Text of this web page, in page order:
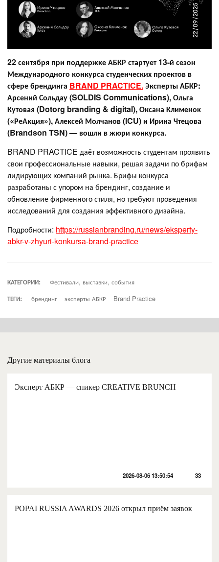
22 сентября при поддержке АБКР стартует 13-й сезон
Международного конкурса студенческих проектов в
сфере брендинга BRAND PRACTICE.Эксперты АБКР:
Арсений Сольдау (SOLDIS Communications), Ольга
Кутовая (Dotorg branding & digital), Оксана Клименок
(«РеАкция»), Алексей Молчанов (ICU) и Ирина Чтецова
(Brandson TSN) — вошли в жюри конкурса.
BRAND PRACTICE даёт возможность студентам проявить
свои профессиональные навыки, решая задачи по брифам
лидирующих компаний рынка. Брифы конкурса
разработаны с упором на брендинг, создание и
обновление фирменного стиля, но требуют проведения
исследований для создания эффективного дизайна.
Подробности: https://russianbranding.ru/news/eksperty-
abkr-v-zhyuri-konkursa-brand-practice
КАТЕГОРИИ:
Фестивали, выставки, события
ТЕГИ:
брендинг эксперты АБКР Brand Practice
Другие материалы блога
Эксперт АБКР — спикер CREATIVE BRUNCH
2026-08-06 13:50:54 33
POPAI RUSSIA AWARDS 2026 открыл приём заявок